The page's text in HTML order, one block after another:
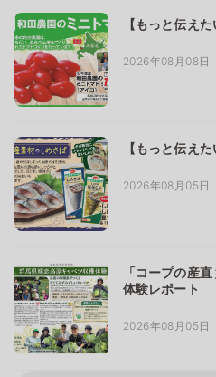
【もっと伝え
2026年08月08日
【もっと伝え
2026年08月05日
「コープの産
体験レポート
2026年08月05日